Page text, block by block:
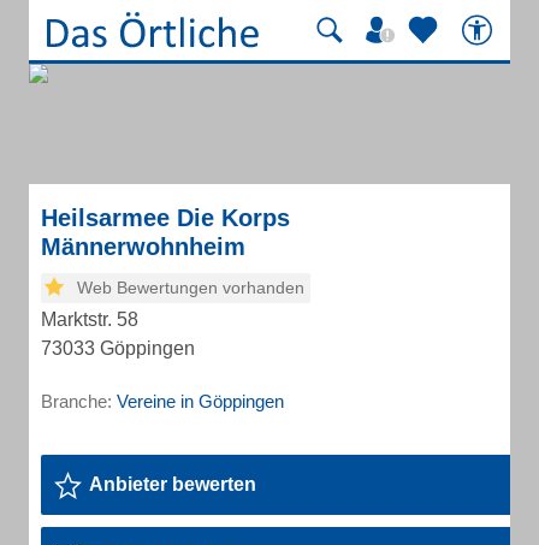
Heilsarmee Die Korps
Männerwohnheim
Web Bewertungen vorhanden
Marktstr. 58
73033 Göppingen
Branche: Vereine in Göppingen
Anbieter bewerten